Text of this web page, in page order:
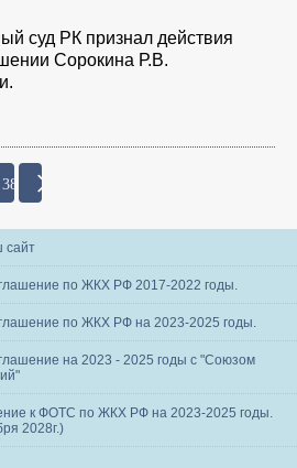
суд РК признал действия
Сорокина Р.В.
38
сайт
по ЖКХ РФ 2017-2022 годы.
по ЖКХ РФ на 2023-2025 годы.
на 2023 - 2025 годы с "Союзом
к ФОТС по ЖКХ РФ на 2023-2025 годы.
2028г.)